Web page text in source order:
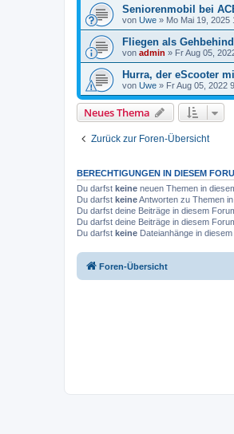
Seniorenmobil bei
von Uwe » Mo Mai 19, 2025
Fliegen als
von admin » Fr Aug 05,
Hurra, der eScooter
von Uwe » Fr Aug 05, 2022
Neues Thema
Zurück zur Foren-Übersicht
BERECHTIGUNGEN IN DIESEM
Du darfst keine neuen Themen in
Du darfst keineAntworten zu Themen
Du darfst deine Beiträge in diesem
Du darfst deine Beiträge in diesem
Du darfst keine Dateianhänge in
Foren-Übersicht